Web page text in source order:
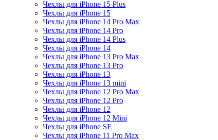
Чехлы для iPhone 15 Plus
Чехлы для iPhone 15
Чехлы для iPhone 14 Pro Max
Чехлы для iPhone 14 Pro
Чехлы для iPhone 14 Plus
Чехлы для iPhone 14
Чехлы для iPhone 13 Pro Max
Чехлы для iPhone 13 Pro
Чехлы для iPhone 13
Чехлы для iPhone 13 mini
Чехлы для iPhone 12 Pro Max
Чехлы для iPhone 12 Pro
Чехлы для iPhone 12
Чехлы для iPhone 12 Mini
Чехлы для iPhone SE
Чехлы для iPhone 11 Pro Max